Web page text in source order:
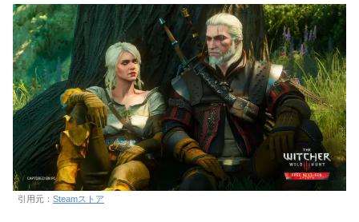
引用元： Steamストア